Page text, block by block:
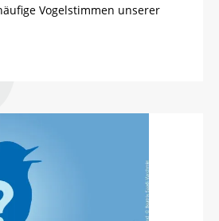
Vogelstimmen unserer